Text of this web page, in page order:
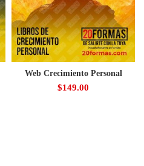
Web Crecimiento Personal
$149.00